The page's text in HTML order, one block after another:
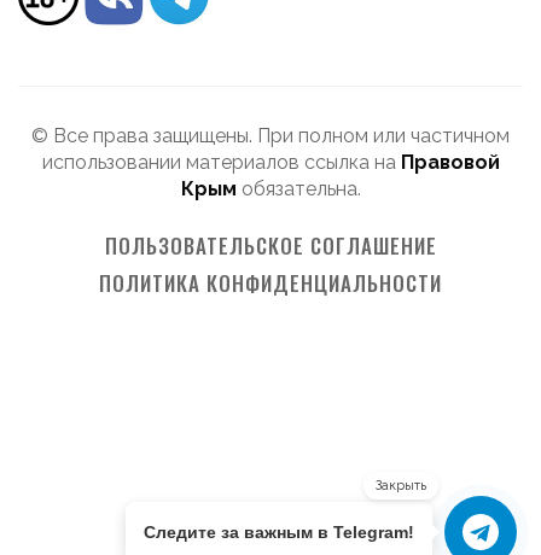
© Все права защищены. При полном или частичном
использовании материалов ссылка на Правовой
Крым обязательна.
ПОЛЬЗОВАТЕЛЬСКОЕ СОГЛАШЕНИЕ
ПОЛИТИКА КОНФИДЕНЦИАЛЬНОСТИ
Закрыть
Следите за важным в Telegram!